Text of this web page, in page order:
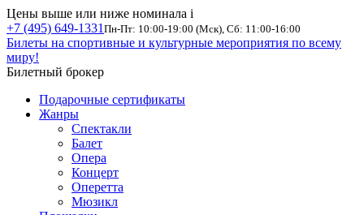
Цены выше или ниже номинала i
+7 (495) 649-1331 Пн-Пт: 10:00-19:00 (Мск), Сб: 11:00-16:00
Билеты на спортивные и культурные мероприятия по всему
миру!
Билетный брокер
Подарочные сертификаты
Жанры
Спектакли
Балет
Опера
Концерт
Оперетта
Мюзикл